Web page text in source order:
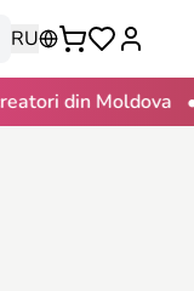
RU
Moldova •